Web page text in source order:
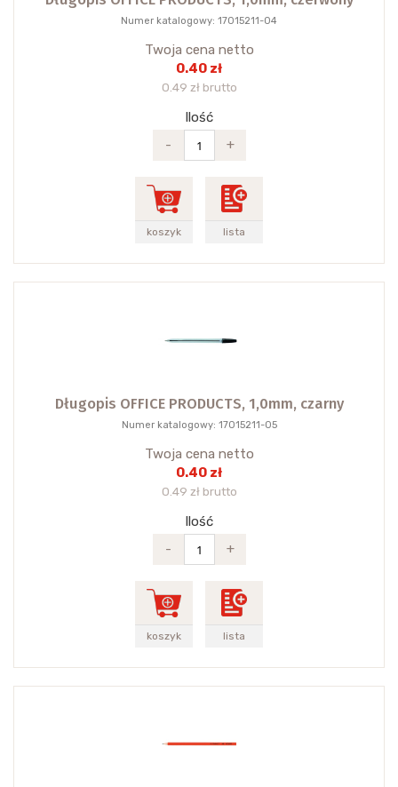
Numer katalogowy: 17015211-04
Twoja cena netto
0.40 zł
0.49 zł brutto
Ilość
-
+
koszyk lista
Długopis OFFICE PRODUCTS, 1,0mm, czarny
Numer katalogowy: 17015211-05
Twoja cena netto
0.40 zł
0.49 zł brutto
Ilość
-
+
koszyk lista